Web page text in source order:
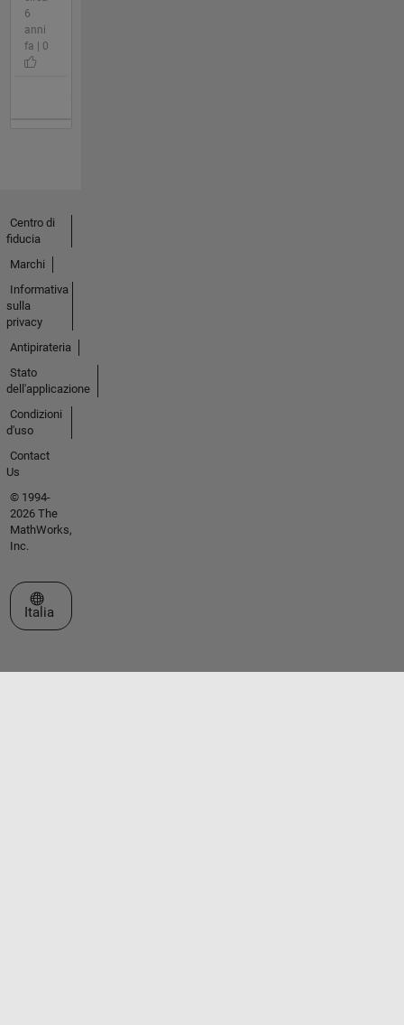
6
anni
fa | 0
Centro di
fiducia
Marchi
Informativa
sulla
privacy
Antipirateria
Stato
dell'applicazione
Condizioni
d'uso
Contact
Us
© 1994-
2026 The
MathWorks,
Inc.
Seleziona un sito web
Italia